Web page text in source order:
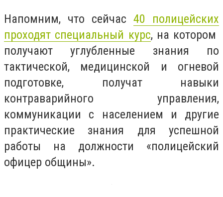
Напомним, что сейчас 40 полицейских
проходят специальный курс, на котором
получают углубленные знания по
тактической, медицинской и огневой
подготовке, получат навыки
контраварийного управления,
коммуникации с населением и другие
практические знания для успешной
работы на должности «полицейский
офицер общины».